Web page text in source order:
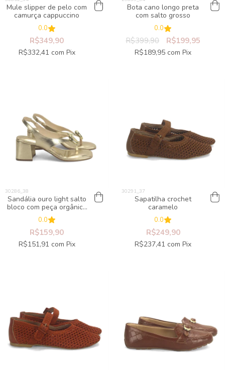
Mule slipper de pelo com
camurça cappuccino
0.0
R$349,90
R$332,41 com Pix
Bota cano longo preta
com salto grosso
0.0
R$399,90 R$199,95
R$189,95 com Pix
Sandália ouro light salto
bloco com peça orgânica
ouro light
0.0
R$159,90
R$151,91 com Pix
Sapatilha crochet
caramelo
0.0
R$249,90
R$237,41 com Pix